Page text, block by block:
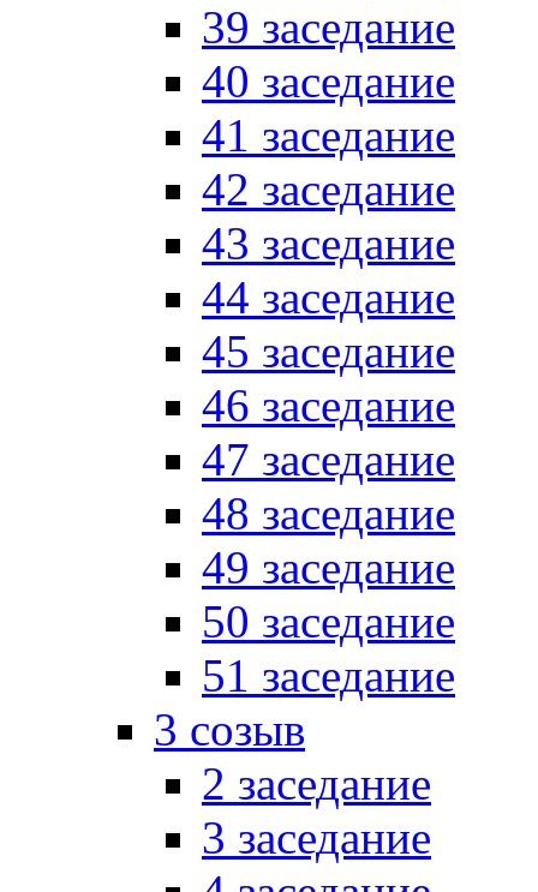
39 заседание
40 заседание
41 заседание
42 заседание
43 заседание
44 заседание
45 заседание
46 заседание
47 заседание
48 заседание
49 заседание
50 заседание
51 заседание
3 созыв
2 заседание
3 заседание